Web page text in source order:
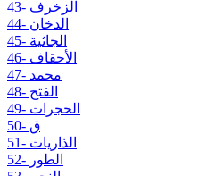
43- الزخرف
44- الدخان
45- الجاثية
46- الأحقاف
47- محمد
48- الفتح
49- الحجرات
50- ق
51- الذاريات
52- الطور